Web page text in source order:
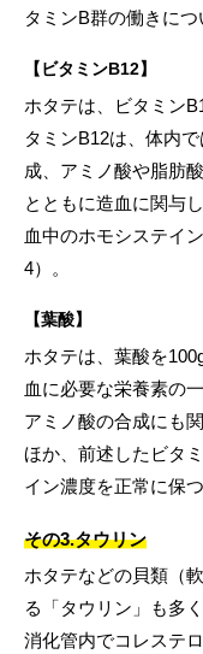
タミンB群の働きにつ
【ビタミンB12】
ホタテは、ビタミン
タミンB12は、体内
成、アミノ酸や脂肪
とともに造血に関与
血中のホモシステイ
4）。
【葉酸】
ホタテは、葉酸を
血に必要な栄養素の
アミノ酸の合成にも
ほか、前述したビタ
イン濃度を正常に保
その3.タウリン
ホタテなどの貝類（
る「タウリン」も多
消化管内でコレステ